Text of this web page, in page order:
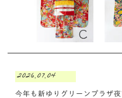
2026.07.04
今年も新ゆりグリーンプラザ夜